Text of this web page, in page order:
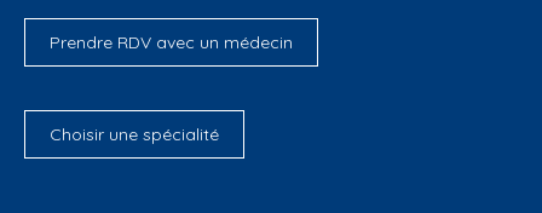
Prendre RDV avec un médecin
Choisir une spécialité